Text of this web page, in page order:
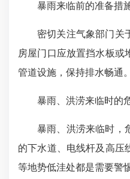
暴雨来临前的准备措
密切关注气象部门关
房屋门口应放置挡水板或
管道设施，保持排水畅通。
暴雨、洪涝来临时的
暴雨、洪涝来临时，
的下水道、电线杆及高压
等地势低洼处都是需要警